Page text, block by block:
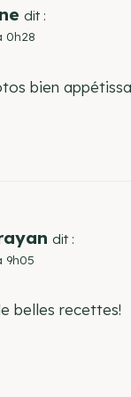
dit :
0h28
bien
dit :
9h05
belles recettes!